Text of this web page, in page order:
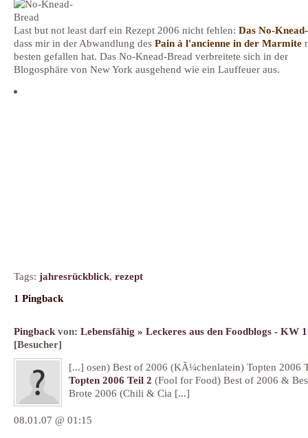
Last but not least darf ein Rezept 2006 nicht fehlen: Das No-
dass mir in der Abwandlung des Pain à l'ancienne in der Marmite
besten gefallen hat. Das No-Knead-Bread verbreitete sich in der
Blogosphäre von New York ausgehend wie ein Lauffeuer aus.
Tags: jahresrückblick, rezept
1 Pingback
Pingback von: Lebensfähig » Leckeres aus den Foodblogs - KW 1
[Besucher]
[...] osen) Best of 2006 (KÃ¼chenlatein) Topten 2006
Topten 2006 Teil 2 (Fool for Food) Best of 2006 &
Brote 2006 (Chili & Cia [...]
08.01.07 @ 01:15